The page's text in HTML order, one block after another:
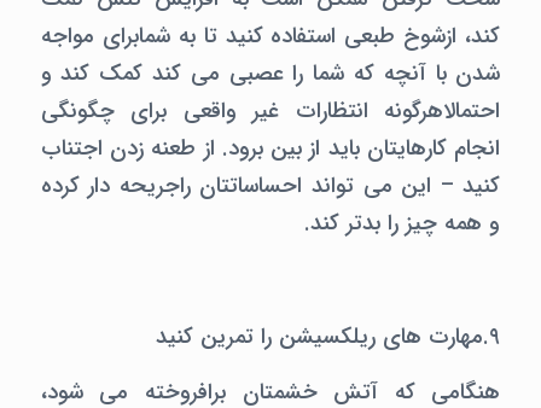
کند، ازشوخ طبعی استفاده کنید تا به شمابرای مواجه
شدن با آنچه که شما را عصبی می کند کمک کند و
احتمالاهرگونه انتظارات غیر واقعی برای چگونگی
انجام کارهایتان باید از بین برود. از طعنه زدن اجتناب
کنید – این می تواند احساساتتان راجریحه دار کرده
و همه چیز را بدتر کند.
۹.مهارت های ریلکسیشن را تمرین کنید
هنگامی که آتش خشمتان برافروخته می شود،